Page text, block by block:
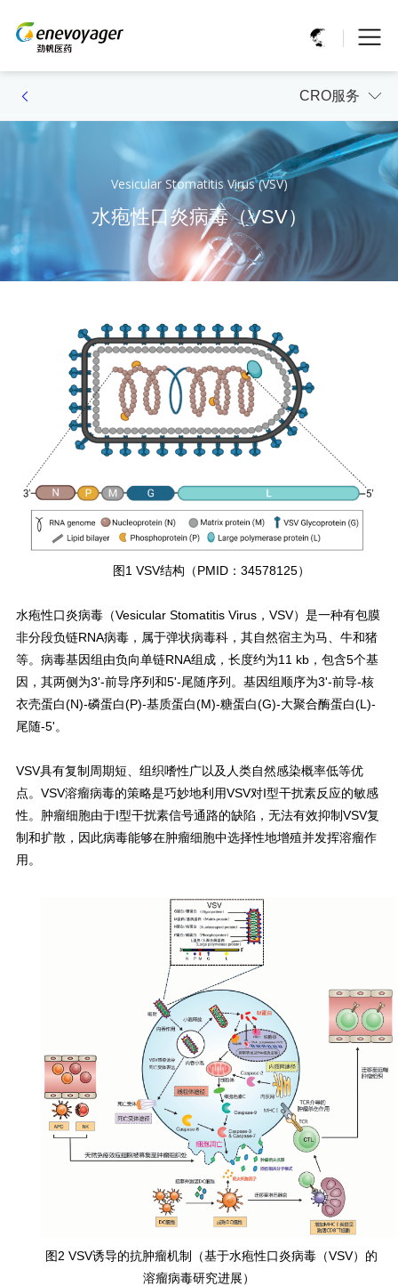
CRO服务
Vesicular Stomatitis Virus (VSV)
水疱性口炎病毒（VSV）
图1 VSV结构（PMID：34578125）
水疱性口炎病毒（Vesicular Stomatitis Virus，VSV）是一种有包膜
非分段负链RNA病毒，属于弹状病毒科，其自然宿主为马、牛和猪
等。病毒基因组由负向单链RNA组成，长度约为11 kb，包含5个基
因，其两侧为3'-前导序列和5'-尾随序列。基因组顺序为3'-前导-核
衣壳蛋白(N)-磷蛋白(P)-基质蛋白(M)-糖蛋白(G)-大聚合酶蛋白(L)-
尾随-5'。
VSV具有复制周期短、组织嗜性广以及人类自然感染概率低等优
点。VSV溶瘤病毒的策略是巧妙地利用VSV对I型干扰素反应的敏感
性。肿瘤细胞由于I型干扰素信号通路的缺陷，无法有效抑制VSV复
制和扩散，因此病毒能够在肿瘤细胞中选择性地增殖并发挥溶瘤作
用。
图2 VSV诱导的抗肿瘤机制（基于水疱性口炎病毒（VSV）的
溶瘤病毒研究进展）